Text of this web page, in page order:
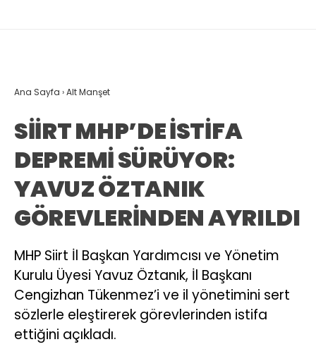
Ana Sayfa ›Alt Manşet
SİİRT MHP’DE İSTİFA
DEPREMİ SÜRÜYOR:
YAVUZ ÖZTANIK
GÖREVLERİNDEN AYRILDI
MHP Siirt İl Başkan Yardımcısı ve Yönetim
Kurulu Üyesi Yavuz Öztanık, İl Başkanı
Cengizhan Tükenmez’i ve il yönetimini sert
sözlerle eleştirerek görevlerinden istifa
ettiğini açıkladı.